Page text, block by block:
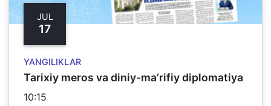
JUL
17
YANGILIKLAR
Tarixiy meros va diniy-ma’rifiy diplomatiya
10:15